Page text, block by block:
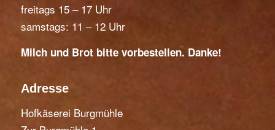
freitags 15 – 17 Uhr
samstags: 11 – 12 Uhr
Milch und Brot bitte vorbestellen. Danke!
Adresse
Hofkäserei Burgmühle